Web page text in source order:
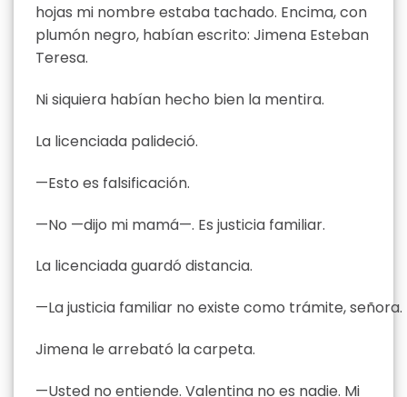
hojas mi nombre estaba tachado. Encima, con
plumón negro, habían escrito: Jimena Esteban
Teresa.
Ni siquiera habían hecho bien la mentira.
La licenciada palideció.
—Esto es falsificación.
—No —dijo mi mamá—. Es justicia familiar.
La licenciada guardó distancia.
—La justicia familiar no existe como trámite, señora.
Jimena le arrebató la carpeta.
—Usted no entiende. Valentina no es nadie. Mi